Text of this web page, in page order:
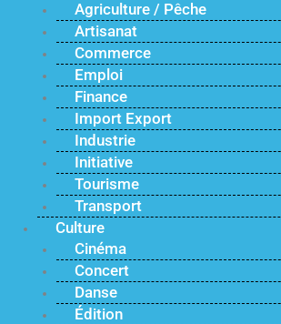
Agriculture / Pêche
Artisanat
Commerce
Emploi
Finance
Import Export
Industrie
Initiative
Tourisme
Transport
Culture
Cinéma
Concert
Danse
Édition